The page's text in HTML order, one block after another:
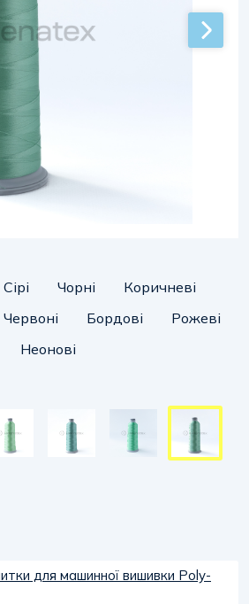
Сірі Чорні
Коричневі
Червоні Бордові
Рожеві
Неонові
для машинної вишивки Poly-